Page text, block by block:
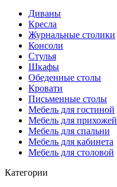
Диваны
Кресла
Журнальные столики
Консоли
Стулья
Шкафы
Обеденные столы
Кровати
Письменные столы
Мебель для гостиной
Мебель для прихожей
Мебель для спальни
Мебель для кабинета
Мебель для столовой
Категории